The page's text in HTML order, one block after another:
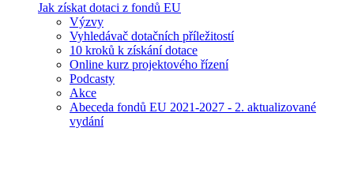
Jak získat dotaci z fondů EU
Výzvy
Vyhledávač dotačních příležitostí
10 kroků k získání dotace
Online kurz projektového řízení
Podcasty
Akce
Abeceda fondů EU 2021-2027 - 2. aktualizované
vydání